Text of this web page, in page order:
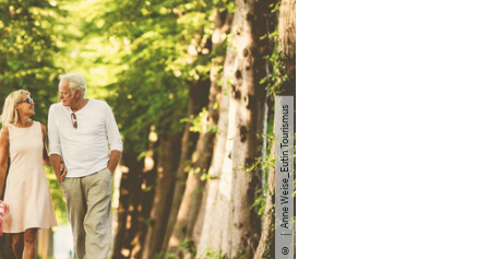
©
| Anne Weise_Eutin Tourismus